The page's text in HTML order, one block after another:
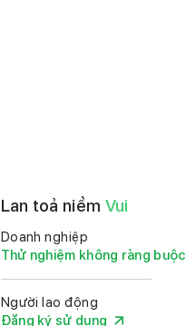
Lan toả niềm Vui
Doanh nghiệp
Thử nghiệm không ràng buộc
Người lao động
Đăng ký sử dụng